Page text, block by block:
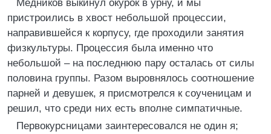
Медников выкинул окурок в урну, и мы
пристроились в хвост небольшой процессии,
направившейся к корпусу, где проходили занятия
физкультуры. Процессия была именно что
небольшой – на последнюю пару осталась от силы
половина группы. Разом выровнялось соотношение
парней и девушек, я присмотрелся к соученицам и
решил, что среди них есть вполне симпатичные.
Первокурсницами заинтересовался не один я;